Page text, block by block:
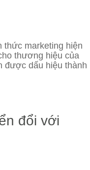
thức marketing hiện
thương hiệu của
được dấu hiệu thành
đổi với